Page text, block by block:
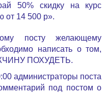
50% скидку на курс
от 14 500 р».
посту желающему
написать о том,
ПОХУДЕТЬ.
администраторы поста
под постом о